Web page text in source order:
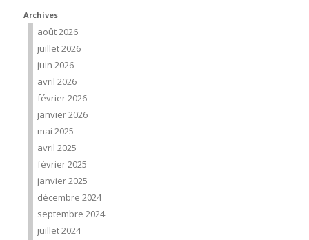
Archives
août 2026
juillet 2026
juin 2026
avril 2026
février 2026
janvier 2026
mai 2025
avril 2025
février 2025
janvier 2025
décembre 2024
septembre 2024
juillet 2024